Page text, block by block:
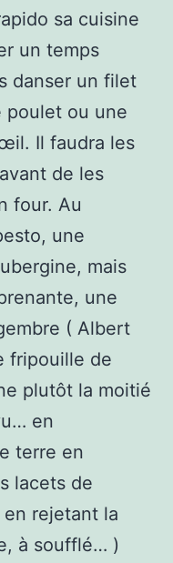
sa cuisine
un temps
danser un filet
poulet ou une
Il faudra les
de les
four. Au
une
mais
une
( Albert
fripouille de
plutôt la moitié
en
terre en
lacets de
rejetant la
à soufflé… )